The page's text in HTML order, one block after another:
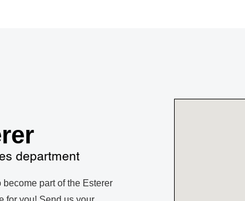
department
part of the Esterer